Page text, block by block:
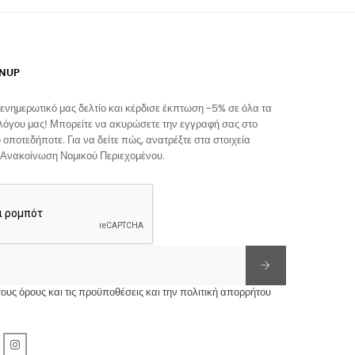
μας δελτίο και κέρδισε έκπτωση -5% σε όλα τα
μας! Μπορείτε να ακυρώσετε την εγγραφή σας στο
οποτεδήποτε. Για να δείτε πώς, ανατρέξτε στα στοιχεία
Νομικού Περιεχομένου.
όρους και τις προϋποθέσεις και την πολιτική απορρήτου
Pinterest